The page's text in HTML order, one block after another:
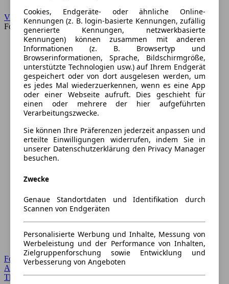
VW
Forum
Forum Startseite
Alle Auto-Foren
Themen-Forum
Cookies, Endgeräte- oder ähnliche Online-
Kennungen (z. B. login-basierte Kennungen, zufällig
generierte Kennungen, netzwerkbasierte
Kennungen) können zusammen mit anderen
Informationen (z. B. Browsertyp und
Browserinformationen, Sprache, Bildschirmgröße,
unterstützte Technologien usw.) auf Ihrem Endgerät
gespeichert oder von dort ausgelesen werden, um
es jedes Mal wiederzuerkennen, wenn es eine App
oder einer Webseite aufruft. Dies geschieht für
einen oder mehrere der hier aufgeführten
Verarbeitungszwecke.
Sie können Ihre Präferenzen jederzeit anpassen und
erteilte Einwilligungen widerrufen, indem Sie in
unserer Datenschutzerklärung den Privacy Manager
besuchen.
Zwecke
Genaue Standortdaten und Identifikation durch
Scannen von Endgeräten
Personalisierte Werbung und Inhalte, Messung von
Werbeleistung und der Performance von Inhalten,
Zielgruppenforschung sowie Entwicklung und
Verbesserung von Angeboten